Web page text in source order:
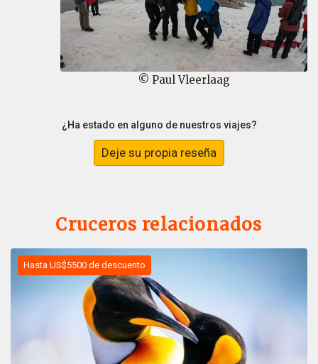
© Paul Vleerlaag
¿Ha estado en alguno de nuestros viajes?
Deje su propia reseña
Cruceros relacionados
Hasta US$5500 de descuento